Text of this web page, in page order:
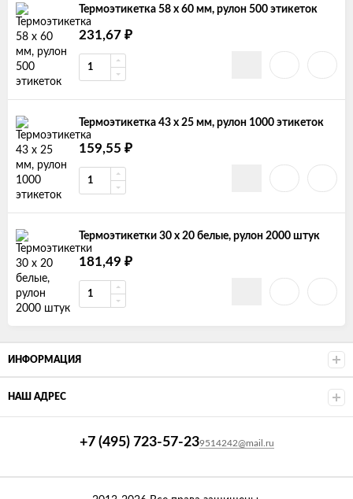
Термоэтикетка 58 х 60 мм, рулон 500 этикеток
231,67 ₽
Термоэтикетка 43 х 25 мм, рулон 1000 этикеток
159,55 ₽
Термоэтикетки 30 х 20 белые, рулон 2000 штук
181,49 ₽
ИНФОРМАЦИЯ
НАШ АДРЕС
+7 (495) 723-57-239514242@mail.ru